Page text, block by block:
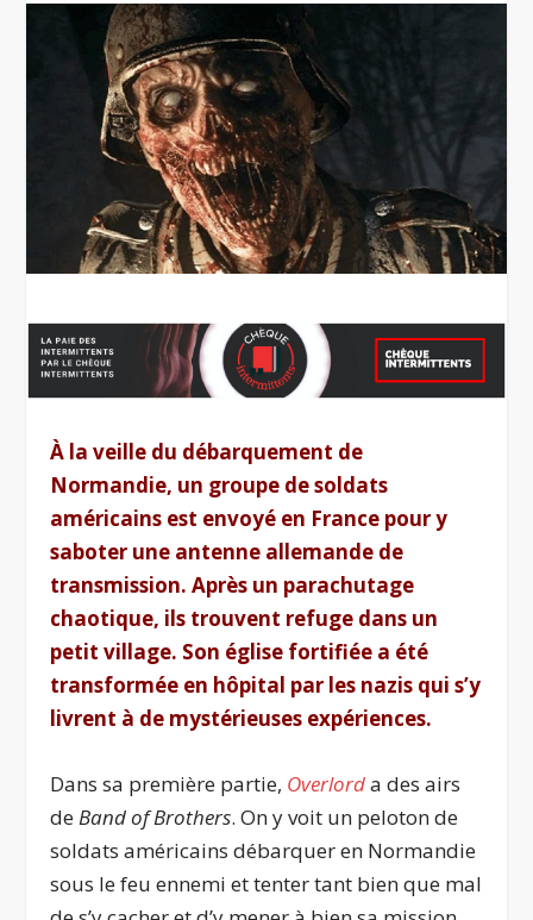
À la veille du débarquement de
Normandie, un groupe de soldats
américains est envoyé en France pour y
saboter une antenne allemande de
transmission. Après un parachutage
chaotique, ils trouvent refuge dans un
petit village. Son église fortifiée a été
transformée en hôpital par les nazis qui s’y
livrent à de mystérieuses expériences.
Dans sa première partie, Overlorda des airs
deBand of Brothers. On y voit un peloton de
soldats américains débarquer en Normandie
sous le feu ennemi et tenter tant bien que mal